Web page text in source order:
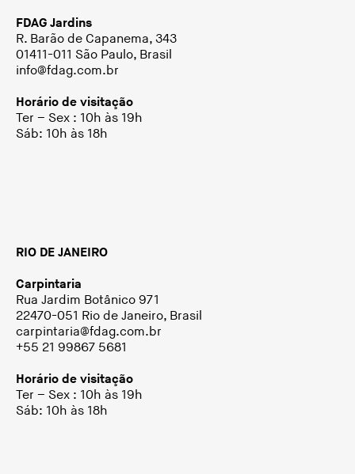
FDAG Jardins
R. Barão de Capanema, 343
01411-011 São Paulo, Brasil
info@fdag.com.br
Horário de visitação
Ter – Sex : 10h às 19h
Sáb: 10h às 18h
RIO DE JANEIRO
Carpintaria
Rua Jardim Botânico 971
22470-051 Rio de Janeiro, Brasil
carpintaria@fdag.com.br
+55 21 99867 5681
Horário de visitação
Ter – Sex : 10h às 19h
Sáb: 10h às 18h